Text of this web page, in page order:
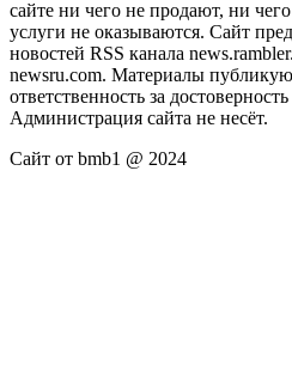
сайте ни чего не продают, ни
услуги не оказываются. Сайт
новостей RSS канала
newsru.com. Материалы
ответственность за
Администрация сайта не несёт.
Сайт от bmb1 @ 2024